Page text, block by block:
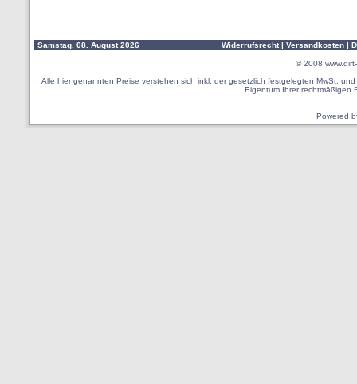
Samstag, 08. August 2026 Widerrufsrecht | Versandkosten |
© 2008
Alle hier genannten Preise verstehen sich inkl. der gesetzlich festgelegten MwSt.
Eigentum Ihrer rechtmäßigen
Powered